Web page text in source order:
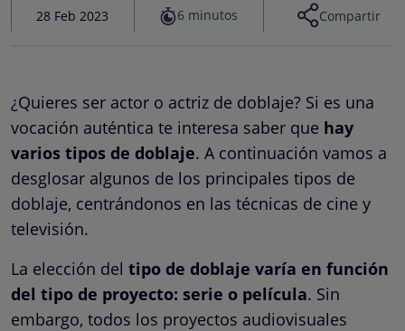
28 Feb 2023 6 minutos Compartir
¿Quieres ser actor o actriz de doblaje? Si es una
vocación auténtica te interesa saber que hay
varios tipos de doblaje. A continuación vamos a
desglosar algunos de los principales tipos de
doblaje, centrándonos en las técnicas de cine y
televisión.
La elección del tipo de doblaje varía en función
del tipo de proyecto: serie o película. Sin
embargo, todos los proyectos audiovisuales